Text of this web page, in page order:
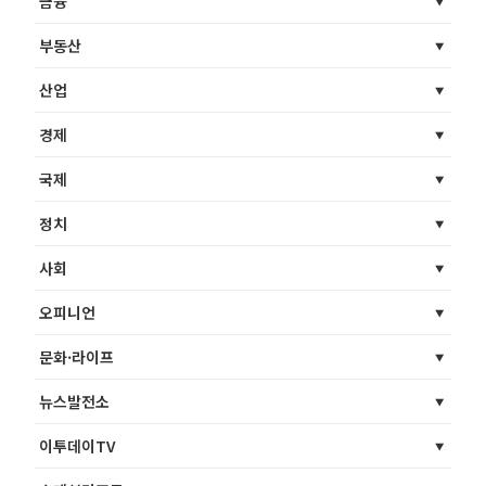
부동산
산업
경제
국제
정치
사회
오피니언
문화·라이프
뉴스발전소
이투데이TV